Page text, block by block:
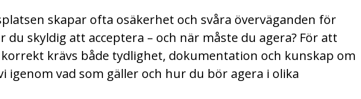
skapar ofta osäkerhet och svåra överväganden för
du skyldig att acceptera – och när måste du agera? För att
krävs både tydlighet, dokumentation och kunskap om
igenom vad som gäller och hur du bör agera i olika